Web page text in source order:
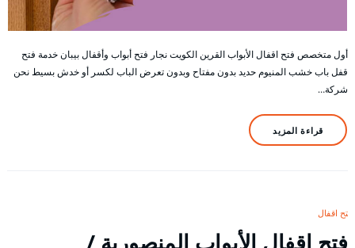
أول متخصص فتح اقفال الأبواب القرين الكويت نجار فتح أبواب وأقفال بيبان خدمة فتح
قفل باب خشب المنيوم حديد بدون مفتاح وبدون تعرض الباب لكسر أو خدش بسيط نحن
شركة…
قراءة المزيد
فتح اقفال
فتح اقفال الأبواب المنصورية /